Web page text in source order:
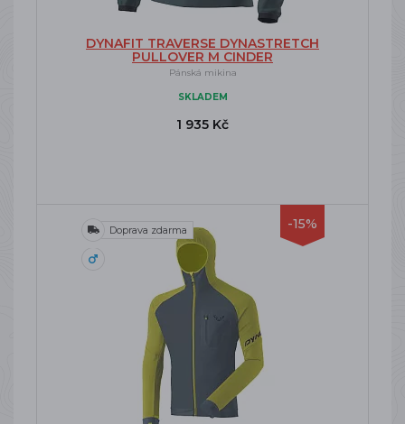
DYNAFIT TRAVERSE DYNASTRETCH
PULLOVER M CINDER
Pánská mikina
SKLADEM
1 935 Kč
-15%
Doprava zdarma